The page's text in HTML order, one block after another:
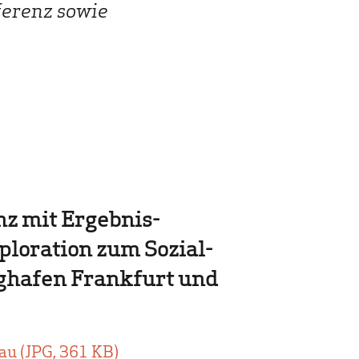
sowie
mit Ergebnis­
zum Sozial­
Frankfurt und
(JPG, 361 KB)